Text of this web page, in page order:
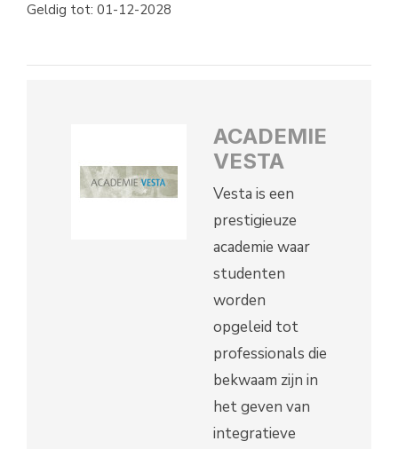
Geldig tot: 01-12-2028
ACADEMIE
VESTA
Vesta is een
prestigieuze
academie waar
studenten
worden
opgeleid tot
professionals die
bekwaam zijn in
het geven van
integratieve